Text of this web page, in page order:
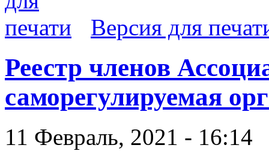
Версия для
Реестр членов
саморегулируемая
11 Февраль, 2021 - 16:14